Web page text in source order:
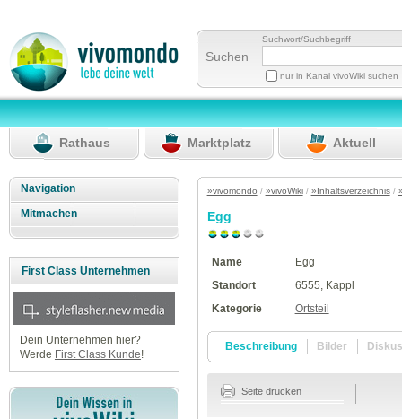
Suchen
Suchwort/Suchbegriff
nur in Kanal vivoWiki suchen
Rathaus Marktplatz Aktuell
Navigation
Mitmachen
First Class Unternehmen
Dein Unternehmen hier?
Werde First Class Kunde!
»vivomondo / »vivoWiki/ »Inhaltsverzeichnis/
Egg
Name
Egg
Standort
6555, Kappl
Kategorie
Ortsteil
Beschreibung Bilder
Seite drucken